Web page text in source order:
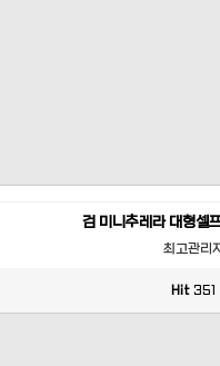
검 미니추레라 대형셀
최고관리
Hit 351